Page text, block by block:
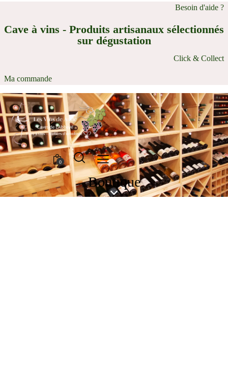
Besoin d'aide ?
Cave à vins - Produits artisanaux sélectionnés
sur dégustation
Click & Collect
Ma commande
0
Boutique